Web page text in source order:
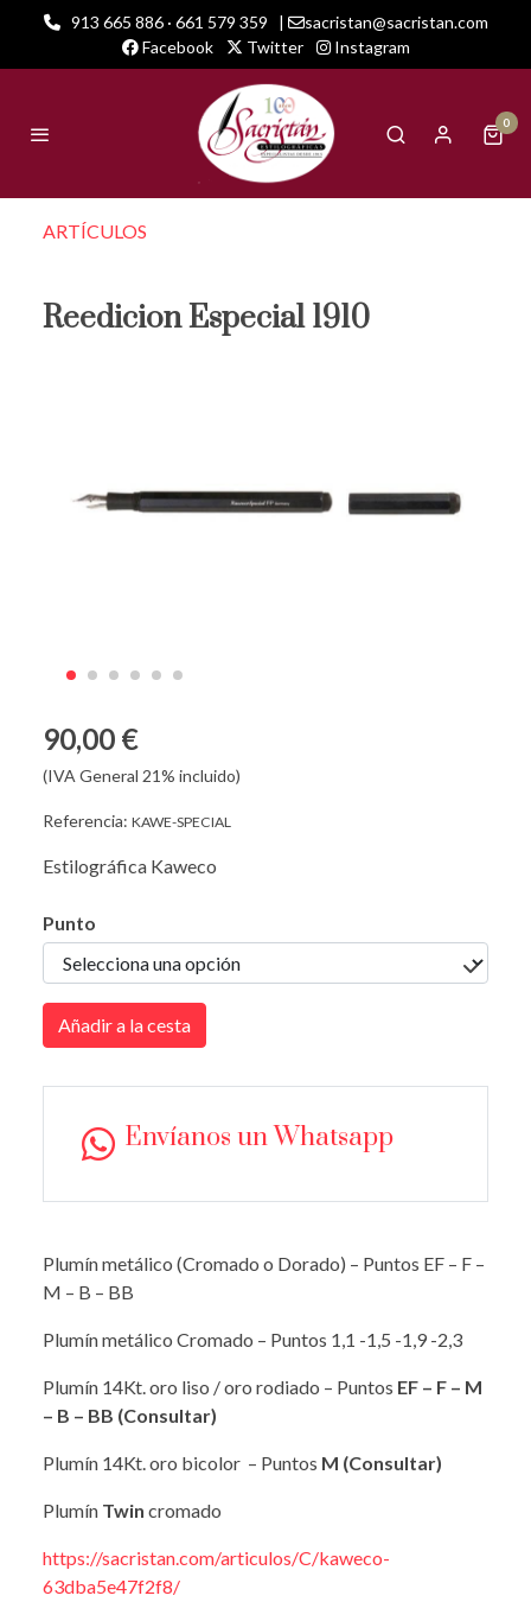
913 665 886 · 661 579 359 |
sacristan@sacristan.com
Facebook
Twitter Instagram
0
ARTÍCULOS
Reedicion Especial 1910
90,00 €
(IVA General 21% incluido)
Referencia: KAWE-SPECIAL
Estilográfica Kaweco
Punto
Añadir a la cesta
Envíanos un Whatsapp
Plumín metálico (Cromado o Dorado) – Puntos EF – F –
M – B – BB
Plumín metálico Cromado – Puntos 1,1 -1,5 -1,9 -2,3
Plumín 14Kt. oro liso / oro rodiado – Puntos EF – F – M
– B – BB (Consultar)
Plumín 14Kt. oro bicolor – Puntos M (Consultar)
Plumín Twin cromado
https://sacristan.com/articulos/C/kaweco-
63dba5e47f2f8/